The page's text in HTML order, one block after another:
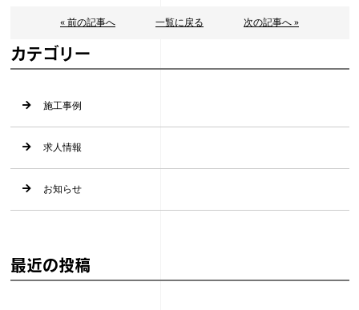
« 前の記事へ 一覧に戻る 次の記事へ »
カテゴリー
施工事例
求人情報
お知らせ
最近の投稿